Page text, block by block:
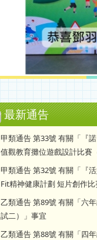
最新通告
甲類通告 第33號 有關「『
值觀教育攤位遊戲設計比賽
甲類通告 第32號 有關「『
Fit精神健康計劃 短片創作
乙類通告 第89號 有關「六
試二）」事宜
乙類通告 第88號 有關「四